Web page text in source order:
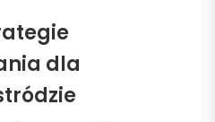
dla